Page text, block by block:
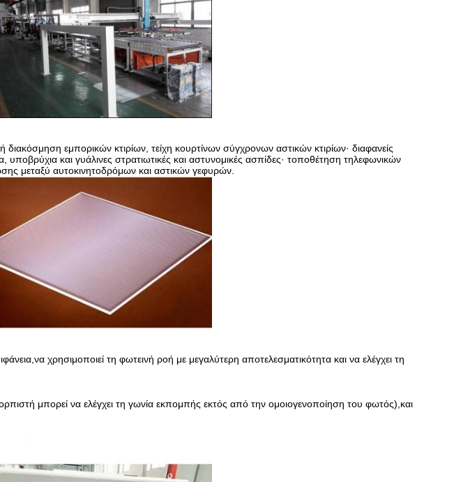
διακόσμηση εμπορικών κτιρίων, τείχη κουρτίνων σύγχρονων αστικών κτιρίων· διαφανείς
και γυάλινες στρατιωτικές και αστυνομικές ασπίδες· τοποθέτηση τηλεφωνικών
μεταξύ αυτοκινητοδρόμων και αστικών γεφυρών.
χρησιμοποιεί τη φωτεινή ροή με μεγαλύτερη αποτελεσματικότητα και να ελέγχει τη
μπορεί να ελέγχει τη γωνία εκπομπής εκτός από την ομοιογενοποίηση του φωτός),και